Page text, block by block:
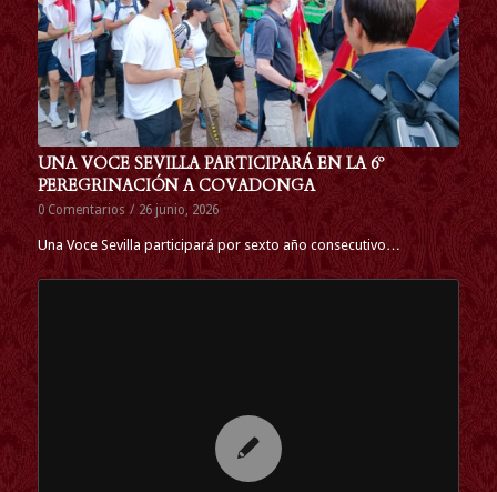
UNA VOCE SEVILLA PARTICIPARÁ EN LA 6º
PEREGRINACIÓN A COVADONGA
0 Comentarios / 26 junio, 2026
Una Voce Sevilla participará por sexto año consecutivo…